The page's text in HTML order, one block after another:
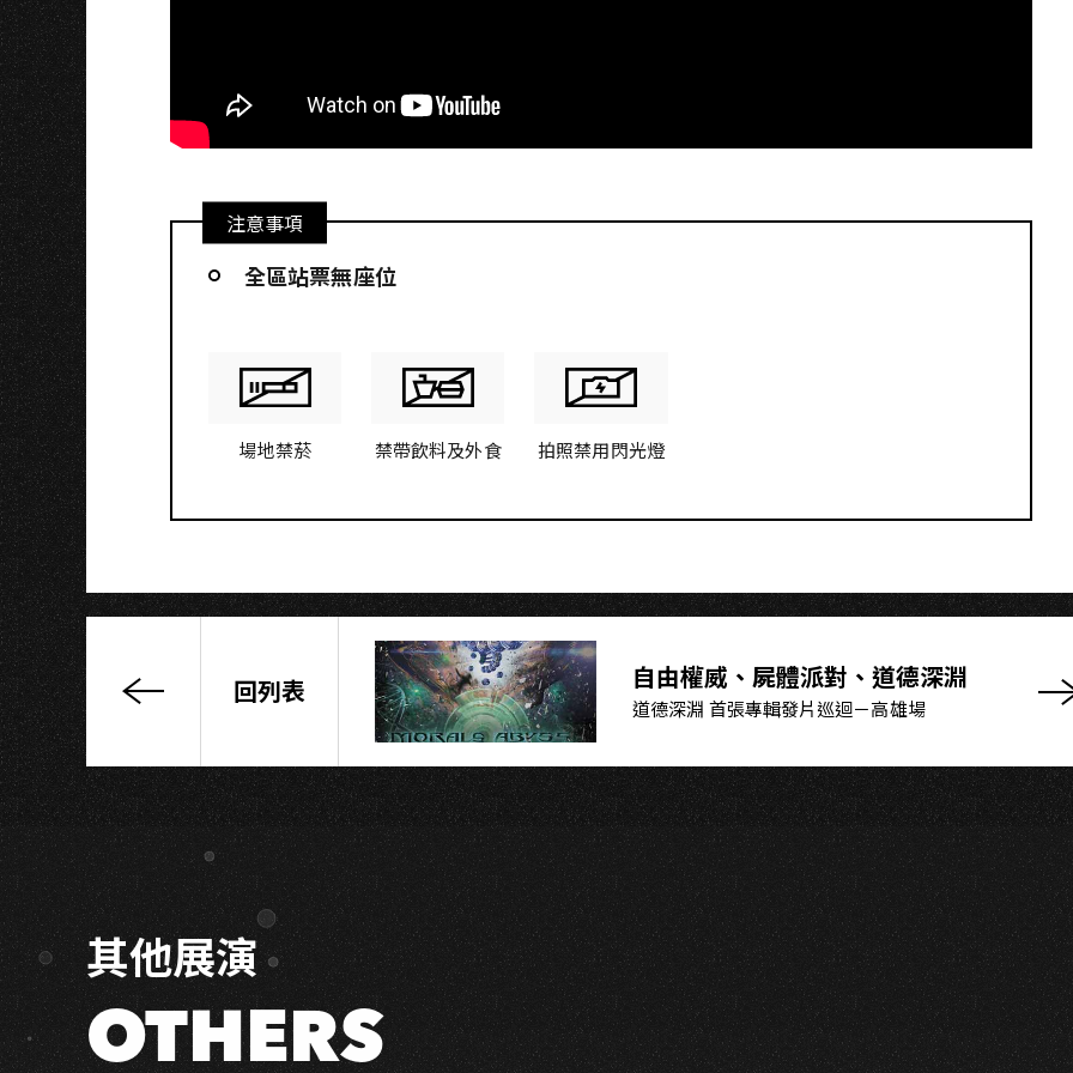
注意事項
全區站票無座位
場地禁菸 禁帶飲料及外食 拍照禁用閃光燈
婷
w/
門
田
英
司
《我
的
國
語
你
回列表 自由權威、屍體派對、道德深淵
道德深淵 首張專輯發片巡迴－高雄場
其他展演
OTHERS